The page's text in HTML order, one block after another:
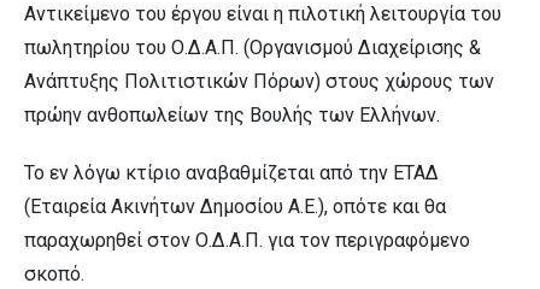
Αντικείμενο του έργου είναι η πιλοτική λειτουργία του
πωλητηρίου του Ο.Δ.Α.Π. (Οργανισμού Διαχείρισης &
Ανάπτυξης Πολιτιστικών Πόρων) στους χώρους των
πρώην ανθοπωλείων της Βουλής των Ελλήνων.
Το εν λόγω κτίριο αναβαθμίζεται από την ΕΤΑΔ
(Εταιρεία Ακινήτων Δημοσίου Α.Ε.), οπότε και θα
παραχωρηθεί στον Ο.Δ.Α.Π. για τον περιγραφόμενο
σκοπό.